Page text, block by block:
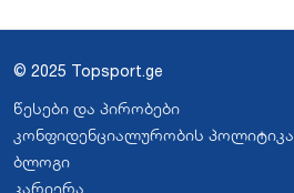
© 2025 Topsport.ge
წესები და პირობები
კონფიდენციალურობის პოლიტიკა
ბლოგი
კარიერა